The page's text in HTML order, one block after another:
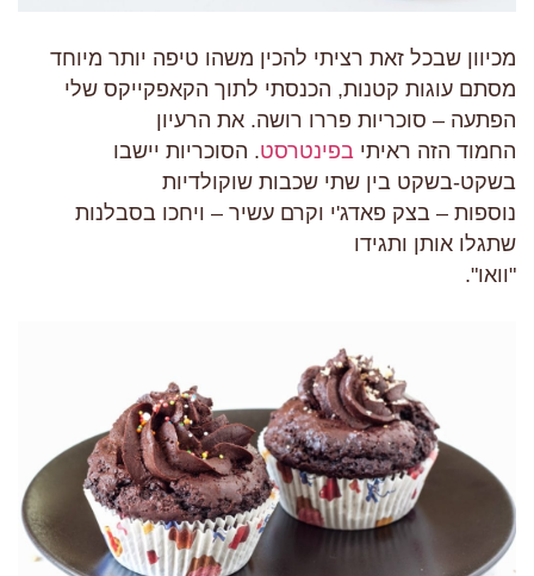
מכיוון שבכל זאת רציתי להכין משהו טיפה יותר מיוחד
מסתם עוגות קטנות, הכנסתי לתוך הקאפקייקס שלי
הפתעה – סוכריות פררו רושה. את הרעיון
החמוד הזה ראיתי בפינטרסט. הסוכריות יישבו
בשקט-בשקט בין שתי שכבות שוקולדיות
נוספות – בצק פאדג'י וקרם עשיר – ויחכו בסבלנות
שתגלו אותן ותגידו
"וואו".